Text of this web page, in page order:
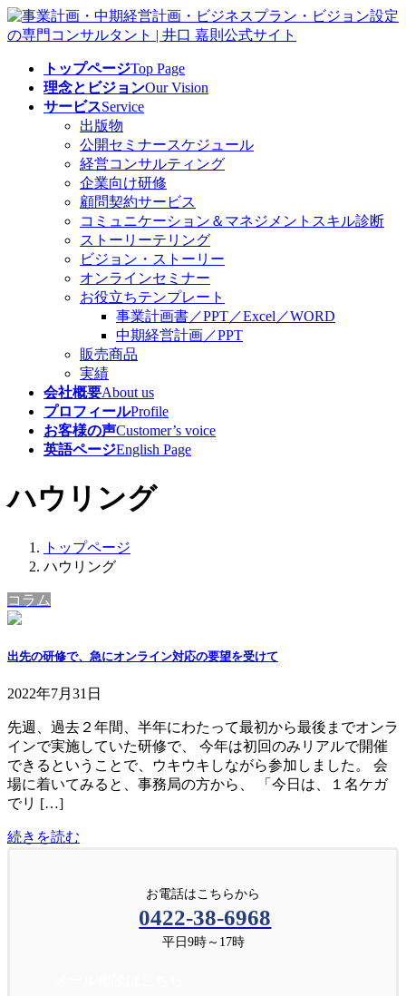
コ
ン
ナ
ビ
トップページTop Page
理念とビジョンOur Vision
サービスService
出版物
公開セミナースケジュール
経営コンサルティング
企業向け研修
顧問契約サービス
コミュニケーション＆マネジメントスキル診断
ストーリーテリング
ビジョン・ストーリー
オンラインセミナー
お役立ちテンプレート
事業計画書／PPT／Excel／WORD
中期経営計画／PPT
販売商品
実績
会社概要About us
プロフィールProfile
お客様の声Customer’s voice
英語ページEnglish Page
ハウリング
トップページ
ハウリング
コラム
出先の研修で、急にオンライン対応の要望を受けて
2022年7月31日
先週、過去２年間、半年にわたって最初から最後までオンラ
インで実施していた研修で、 今年は初回のみリアルで開催
できるということで、ウキウキしながら参加しました。 会
場に着いてみると、事務局の方から、 「今日は、１名ケガ
でリ […]
続きを読む
お電話はこちらから
0422-38-6968
平日9時～17時